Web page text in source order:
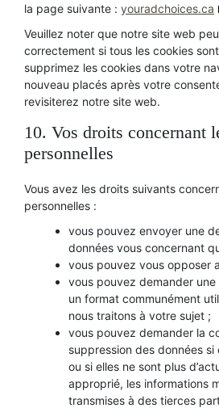
la page suivante : youradchoices.ca
Veuillez noter que notre site web
correctement si tous les cookies
supprimez les cookies dans votre
nouveau placés après votre
revisiterez notre site web.
10. Vos droits concernant
personnelles
Vous avez les droits suivants
personnelles :
vous pouvez envoyer une
données vous concernant
vous pouvez vous opposer
vous pouvez demander une
un format communément
nous traitons à votre sujet ;
vous pouvez demander la
suppression des données
ou si elles ne sont plus
approprié, les informations
transmises à des tierces